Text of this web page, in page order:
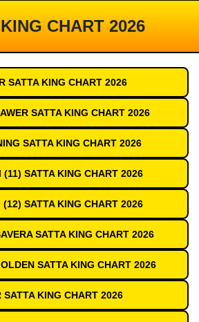
CHART 2026
SATTA KING CHART 2026
SATTA KING CHART 2026
SATTA KING CHART 2026
(11) SATTA KING CHART 2026
(12) SATTA KING CHART 2026
SATTA KING CHART 2026
SATTA KING CHART 2026
SATTA KING CHART 2026